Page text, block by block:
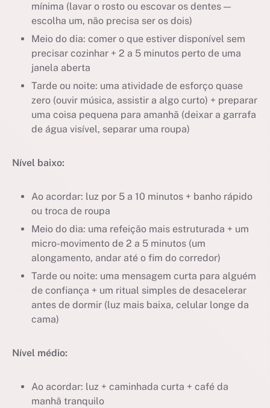
mínima (lavar o rosto ou escovar os dentes —
escolha um, não precisa ser os dois)
Meio do dia: comer o que estiver disponível sem
precisar cozinhar + 2 a 5 minutos perto de uma
janela aberta
Tarde ou noite: uma atividade de esforço quase
zero (ouvir música, assistir a algo curto) + preparar
uma coisa pequena para amanhã (deixar a garrafa
de água visível, separar uma roupa)
Nível baixo:
Ao acordar: luz por 5 a 10 minutos + banho rápido
ou troca de roupa
Meio do dia: uma refeição mais estruturada + um
micro-movimento de 2 a 5 minutos (um
alongamento, andar até o fim do corredor)
Tarde ou noite: uma mensagem curta para alguém
de confiança + um ritual simples de desacelerar
antes de dormir (luz mais baixa, celular longe da
cama)
Nível médio:
Ao acordar: luz + caminhada curta + café da
manhã tranquilo